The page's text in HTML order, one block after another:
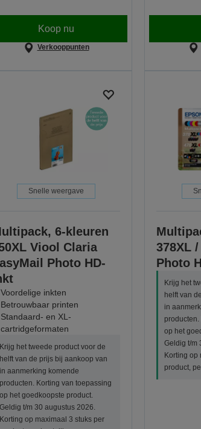
Koop nu
Verkooppunten
Snelle weergave
6-kleuren
Viool Claria
Photo HD-
Voordelige inkten
Betrouwbaar printen
Standaard- en XL-
cartridgeformaten
Krijg het tweede product voor de
helft van de prijs bij aankoop van
in aanmerking komende
producten. Korting van toepassing
op het goedkoopste product.
Geldig t/m 30 augustus 2026.
Korting op maximaal 3 stuks per
378XL
Photo
Krijg het
helft van
in
op het
Geldig t/m
Korting op
product,